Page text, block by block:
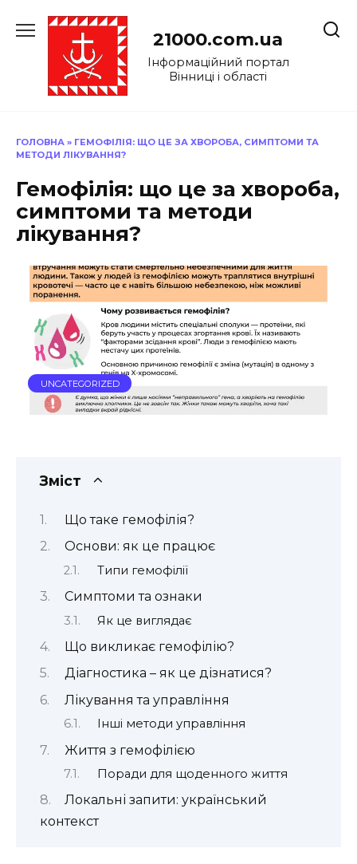
до
21000.com.ua
Інформаційний портал
Вінниці і області
ГОЛОВНА » ГЕМОФІЛІЯ: ЩО ЦЕ ЗА ХВОРОБА, СИМПТОМИ ТА
МЕТОДИ ЛІКУВАННЯ?
Гемофілія: що це за хвороба,
симптоми та методи
лікування?
UNCATEGORIZED
Зміст
Що таке гемофілія?
Основи: як це працює
Типи гемофілії
Симптоми та ознаки
Як це виглядає
Що викликає гемофілію?
Діагностика – як це дізнатися?
Лікування та управління
Інші методи управління
Життя з гемофілією
Поради для щоденного життя
Локальні запити: український
контекст